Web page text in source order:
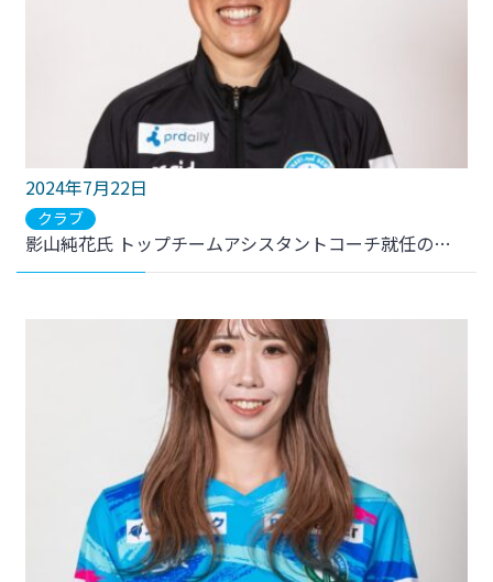
2024年7月22日
クラブ
影山純花氏 トップチームアシスタントコーチ就任のお知らせ